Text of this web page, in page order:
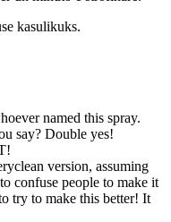
kasulikuks.
named this spray.
say? Double yes!
version, assuming
confuse people to make it
try to make this better! It